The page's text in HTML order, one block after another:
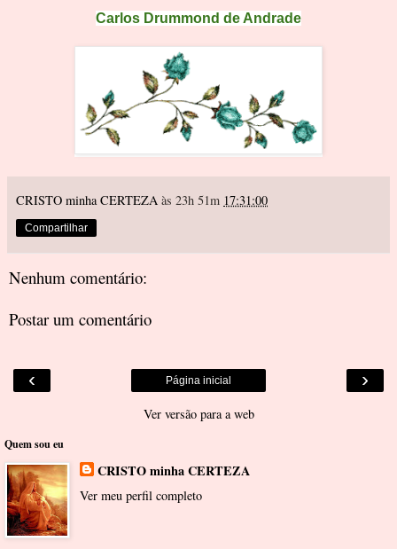
Carlos Drummond de Andrade
CRISTO minha CERTEZA às 23h 51m 17:31:00
Compartilhar
Nenhum comentário:
Postar um comentário
‹ ›
Página inicial
Ver versão para a web
Quem sou eu
CRISTO minha CERTEZA
Ver meu perfil completo